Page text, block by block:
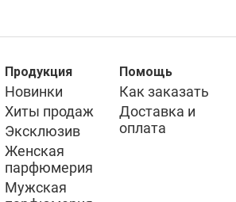
Продукция
Новинки
Хиты продаж
Эксклюзив
Женская
парфюмерия
Мужская
Помощь
Как заказать
Доставка и
оплата